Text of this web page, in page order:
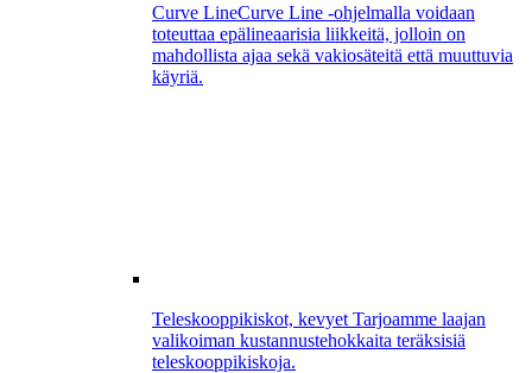
Curve LineCurve Line -ohjelmalla voidaan
toteuttaa epälineaarisia liikkeitä, jolloin on
mahdollista ajaa sekä vakiosäteitä että muuttuvia
käyriä.
Teleskooppikiskot, kevyet Tarjoamme laajan
valikoiman kustannustehokkaita teräksisiä
teleskooppikiskoja.